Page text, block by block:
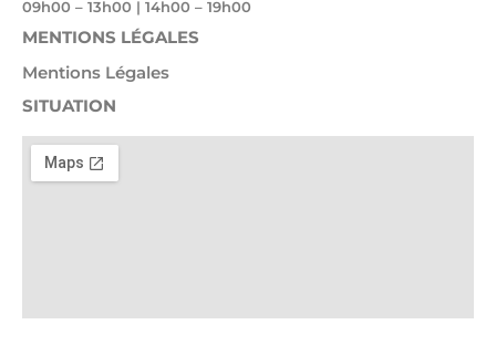
09h00 – 13h00 | 14h00 – 19h00
MENTIONS LÉGALES
Mentions Légales
SITUATION